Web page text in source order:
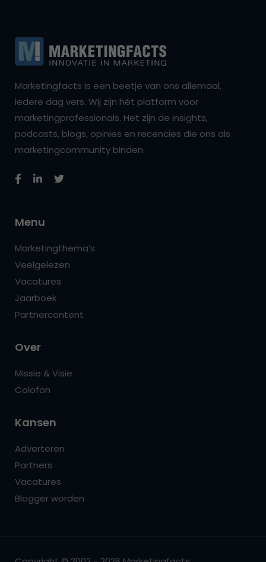
Marketingfacts is een beetje van ons allemaal,
iedere dag vers. Wij zijn hét platform voor
marketingprofessionals. Het zijn de insights,
podcasts, blogs, opinies en recencies die ons als
marketingcommunity binden.
Menu
Marketingthema’s
Veelgelezen
Vacatures
Jaarboek
Partnercontent
Over
Missie & Visie
Colofon
Kansen
Adverteren
Partners
Vacatures
Blogger worden